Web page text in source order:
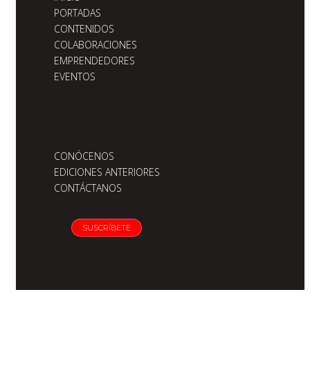
PORTADAS
CONTENIDOS
COLABORACIONES
EMPRENDEDORES
EVENTOS
CONÓCENOS
EDICIONES ANTERIORES
CONTÁCTANOS
SUSCRÍBETE